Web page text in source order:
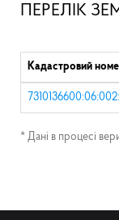
ПЕРЕЛІК
Кадастровий
* Дані в процесі